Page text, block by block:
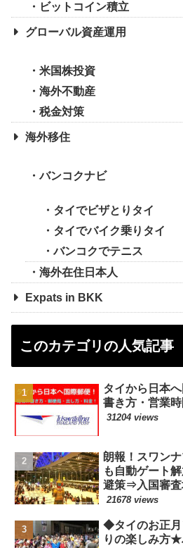
ビットコイン積立
グローバル資産運用
米国株投資
海外不動産
税金対策
海外移住
バンコクナビ
タイでビザとりタイ
タイでバイク乗りタイ
バンコクでテニス
海外在住日本人
Expats in BKK
このカテゴリの人気記事
タイから日本
書き方・営業
31204 views
朗報！スワン
も自動ゲート
避策⇒入国審査
21678 views
◆タイのお正
りの楽しみ方